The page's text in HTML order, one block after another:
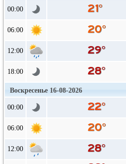
00:00
06:00
12:00
18:00
Воскресенье 16-08-2026
00:00
06:00
12:00